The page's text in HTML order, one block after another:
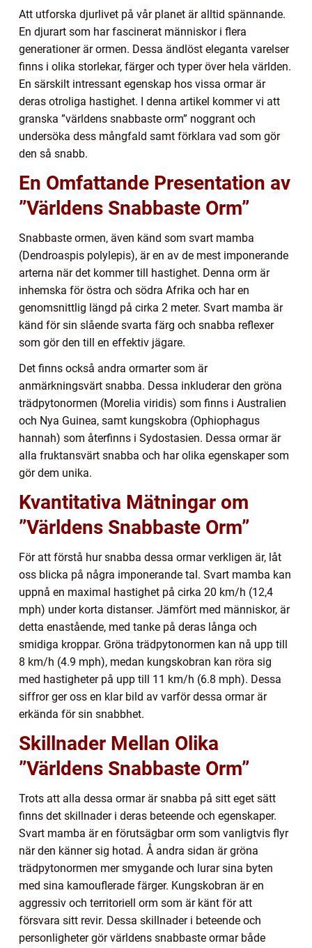
Att utforska djurlivet på vår planet är alltid spännande.
En djurart som har fascinerat människor i flera
generationer är ormen. Dessa ändlöst eleganta varelser
finns i olika storlekar, färger och typer över hela världen.
En särskilt intressant egenskap hos vissa ormar är
deras otroliga hastighet. I denna artikel kommer vi att
granska ”världens snabbaste orm” noggrant och
undersöka dess mångfald samt förklara vad som gör
den så snabb.
En Omfattande Presentation av
”Världens Snabbaste Orm”
Snabbaste ormen, även känd som svart mamba
(Dendroaspis polylepis), är en av de mest imponerande
arterna när det kommer till hastighet. Denna orm är
inhemska för östra och södra Afrika och har en
genomsnittlig längd på cirka 2 meter. Svart mamba är
känd för sin slående svarta färg och snabba reflexer
som gör den till en effektiv jägare.
Det finns också andra ormarter som är
anmärkningsvärt snabba. Dessa inkluderar den gröna
trädpytonormen (Morelia viridis) som finns i Australien
och Nya Guinea, samt kungskobra (Ophiophagus
hannah) som återfinns i Sydostasien. Dessa ormar är
alla fruktansvärt snabba och har olika egenskaper som
gör dem unika.
Kvantitativa Mätningar om
”Världens Snabbaste Orm”
För att förstå hur snabba dessa ormar verkligen är, låt
oss blicka på några imponerande tal. Svart mamba kan
uppnå en maximal hastighet på cirka 20 km/h (12,4
mph) under korta distanser. Jämfört med människor, är
detta enastående, med tanke på deras långa och
smidiga kroppar. Gröna trädpytonormen kan nå upp till
8 km/h (4.9 mph), medan kungskobran kan röra sig
med hastigheter på upp till 11 km/h (6.8 mph). Dessa
siffror ger oss en klar bild av varför dessa ormar är
erkända för sin snabbhet.
Skillnader Mellan Olika
”Världens Snabbaste Orm”
Trots att alla dessa ormar är snabba på sitt eget sätt
finns det skillnader i deras beteende och egenskaper.
Svart mamba är en förutsägbar orm som vanligtvis flyr
när den känner sig hotad. Å andra sidan är gröna
trädpytonormen mer smygande och lurar sina byten
med sina kamouflerade färger. Kungskobran är en
aggressiv och territoriell orm som är känt för att
försvara sitt revir. Dessa skillnader i beteende och
personligheter gör världens snabbaste ormar både